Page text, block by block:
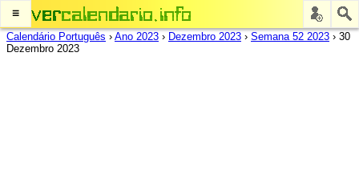
≡
Calendário Português › Ano 2023 › Dezembro 2023 › Semana 52 2023 › 30
Dezembro 2023